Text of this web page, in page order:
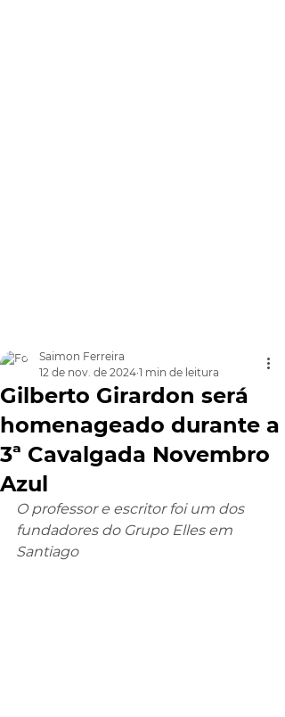
Gilberto Girardon será
homenageado durante a
3ª Cavalgada Novembro
Azul
Saimon Ferreira
12 de nov. de 2024 1 min de leitura
O professor e escritor foi um dos
fundadores do Grupo Elles em
Santiago